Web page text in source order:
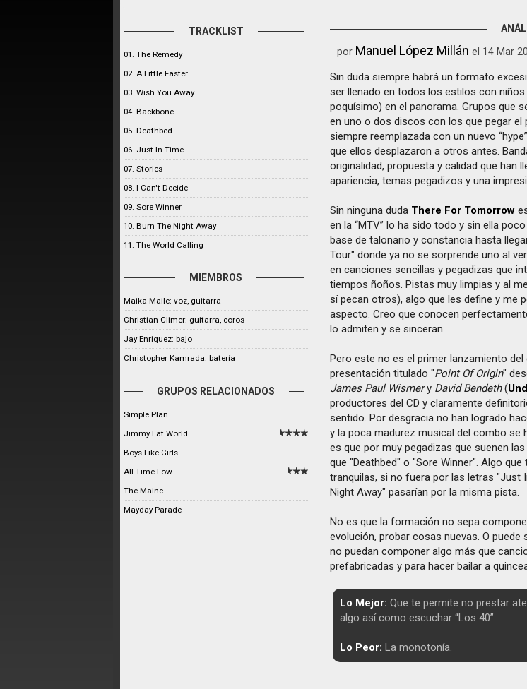
TRACKLIST
01. The Remedy
02. A Little Faster
03. Wish You Away
04. Backbone
05. Deathbed
06. Just In Time
07. Stories
08. I Can't Decide
09. Sore Winner
10. Burn The Night Away
11. The World Calling
MIEMBROS
Maika Maile: voz, guitarra
Christian Climer: guitarra, coros
Jay Enriquez: bajo
Christopher Kamrada: batería
GRUPOS RELACIONADOS
Simple Plan
Jimmy Eat World
Boys Like Girls
All Time Low
The Maine
Mayday Parade
por Manuel López Millánel 14 Mar
Sin duda siempre habrá un formato
ser llenado en todos los estilos con
poquísimo) en el panorama. Grupos que
en uno o dos discos con los que pegar
siempre reemplazada con un nuevo
que ellos desplazaron a otros antes.
originalidad, propuesta y calidad que han
apariencia, temas pegadizos y una
Sin ninguna duda There For Tomorrow
en la “MTV” lo ha sido todo y sin ella
base de talonario y constancia hasta
Tour" donde ya no se sorprende uno al
en canciones sencillas y pegadizas que
tiempos ñoños. Pistas muy limpias y al
sí pecan otros), algo que les define y me
aspecto. Creo que conocen
lo admiten y se sinceran.
Pero este no es el primer lanzamiento
presentación titulado "Point Of Origin"
James Paul Wismery David Bendeth(
productores del CD y claramente
sentido. Por desgracia no han logrado
y la poca madurez musical del combo se
es que por muy pegadizas que suenen
que "Deathbed" o "Sore Winner". Algo
tranquilas, si no fuera por las letras "Just
Night Away" pasarían por la misma pista.
No es que la formación no sepa
evolución, probar cosas nuevas. O
no puedan componer algo más que
prefabricadas y para hacer bailar a
Lo Mejor: Que te permite no prestar
algo así como escuchar “Los 40”.
Lo Peor: La monotonía.